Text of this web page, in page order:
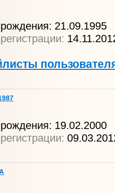
21.09.1995
19.02.2000